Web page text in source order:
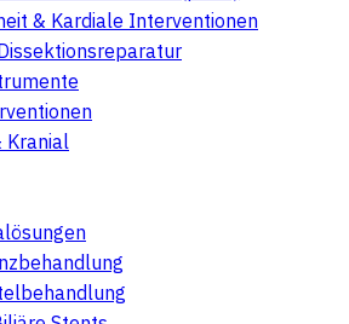
& Kardiale Interventionen
Kranial